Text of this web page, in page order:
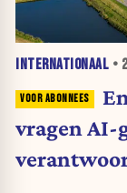
INTERNATIONAAL •
vragen AI-